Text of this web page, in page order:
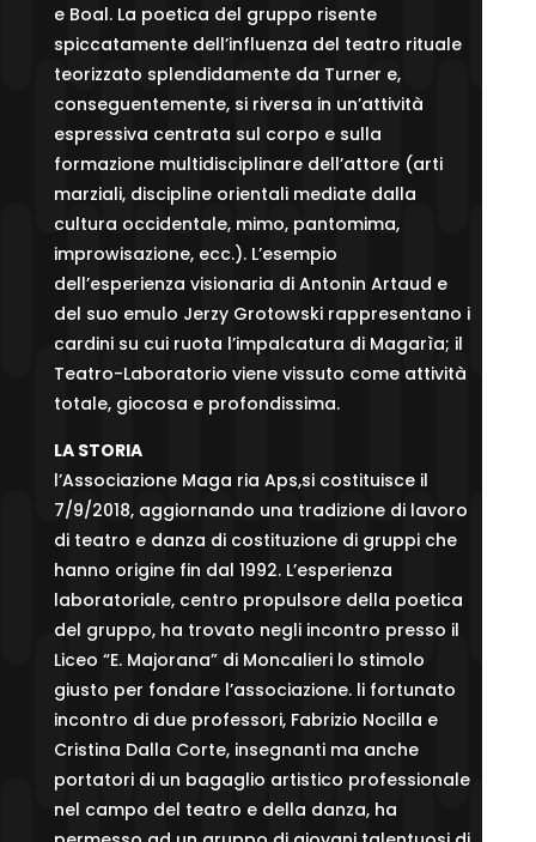
e Boal. La poetica del gruppo risente
spiccatamente dell’influenza del teatro rituale
teorizzato splendidamente da Turner e,
conseguentemente, si riversa in un’attività
espressiva centrata sul corpo e sulla
formazione multidisciplinare dell’attore (arti
marziali, discipline orientali mediate dalla
cultura occidentale, mimo, pantomima,
improwisazione, ecc.). L’esempio
dell’esperienza visionaria di Antonin Artaud e
del suo emulo Jerzy Grotowski rappresentano i
cardini su cui ruota l’impalcatura di Magarìa; il
Teatro-Laboratorio viene vissuto come attività
totale, giocosa e profondissima.
LA STORIA
l’Associazione Maga ria Aps,si costituisce il
7/9/2018, aggiornando una tradizione di lavoro
di teatro e danza di costituzione di gruppi che
hanno origine fin dal 1992. L’esperienza
laboratoriale, centro propulsore della poetica
del gruppo, ha trovato negli incontro presso il
Liceo “E. Majorana” di Moncalieri lo stimolo
giusto per fondare l’associazione. li fortunato
incontro di due professori, Fabrizio Nocilla e
Cristina Dalla Corte, insegnanti ma anche
portatori di un bagaglio artistico professionale
nel campo del teatro e della danza, ha